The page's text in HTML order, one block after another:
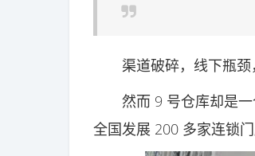
渠道破碎，线下瓶颈，
然而 9 号仓库却是一
全国发展 200 多家连锁